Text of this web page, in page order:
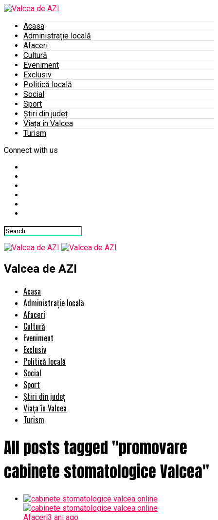
Acasa
Administrație locală
Afaceri
Cultură
Eveniment
Exclusiv
Politică locală
Social
Sport
Știri din județ
Viața în Valcea
Turism
Connect with us
Valcea de AZI
Acasa
Administrație locală
Afaceri
Cultură
Eveniment
Exclusiv
Politică locală
Social
Sport
Știri din județ
Viața în Valcea
Turism
All posts tagged "promovare
cabinete stomatologice Valcea"
Afaceri3 ani ago